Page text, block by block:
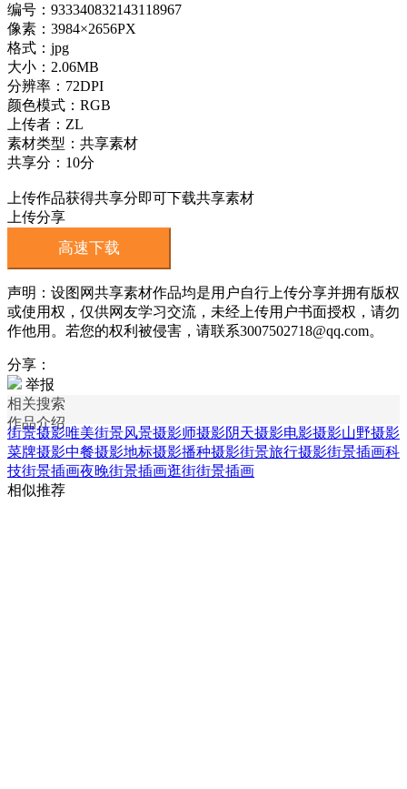
编号：933340832143118967
像素：3984×2656PX
格式：jpg
大小：2.06MB
分辨率：72DPI
颜色模式：RGB
上传者：ZL
素材类型：共享素材
共享分：10分
上传作品获得共享分即可下载共享素材
上传分享
高速下载
声明：设图网共享素材作品均是用户自行上传分享并拥有版权
或使用权，仅供网友学习交流，未经上传用户书面授权，请勿
作他用。若您的权利被侵害，请联系3007502718@qq.com。
分享：
举报
相关搜索
作品介绍
街景摄影唯美街景风景摄影师摄影阴天摄影电影摄影山野摄影
菜牌摄影中餐摄影地标摄影播种摄影街景旅行摄影街景插画科
技街景插画夜晚街景插画逛街街景插画
相似推荐